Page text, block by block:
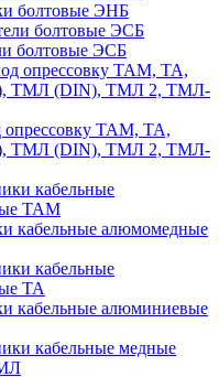
болтовые ЭНБ
болтовые ЭСБ
опрессовку ТАМ, ТА,
ТМЛ (DIN), ТМЛ 2, ТМЛ-
кабельные алюмомедные
кабельные алюминиевые